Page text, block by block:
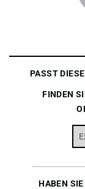
PASST
FINDEN
HABEN